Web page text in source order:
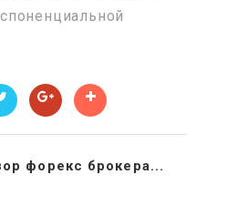
форекс брокера...